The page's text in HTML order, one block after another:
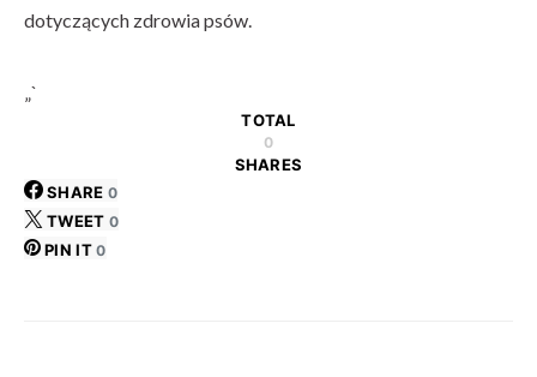
dotyczących zdrowia psów.
„`
TOTAL
0
SHARES
SHARE 0
TWEET 0
PIN IT 0